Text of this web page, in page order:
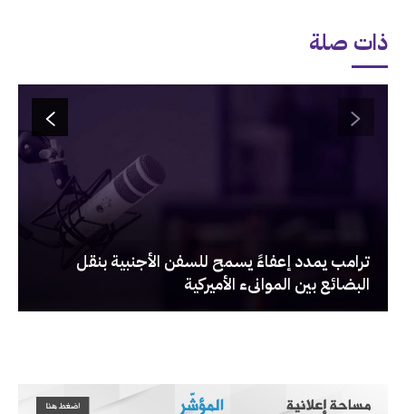
ذات صلة
‏ترامب يمدد إعفاءً يسمح للسفن الأجنبية بنقل
البضائع بين الموانىء الأميركية